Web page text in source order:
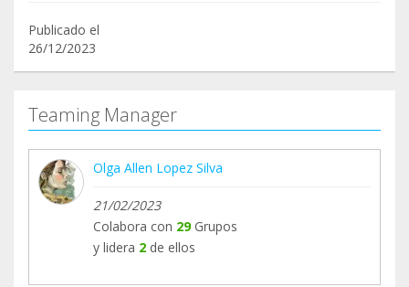
Publicado el
26/12/2023
Teaming Manager
Olga Allen Lopez Silva
21/02/2023
Colabora con 29Grupos
y lidera 2 de ellos